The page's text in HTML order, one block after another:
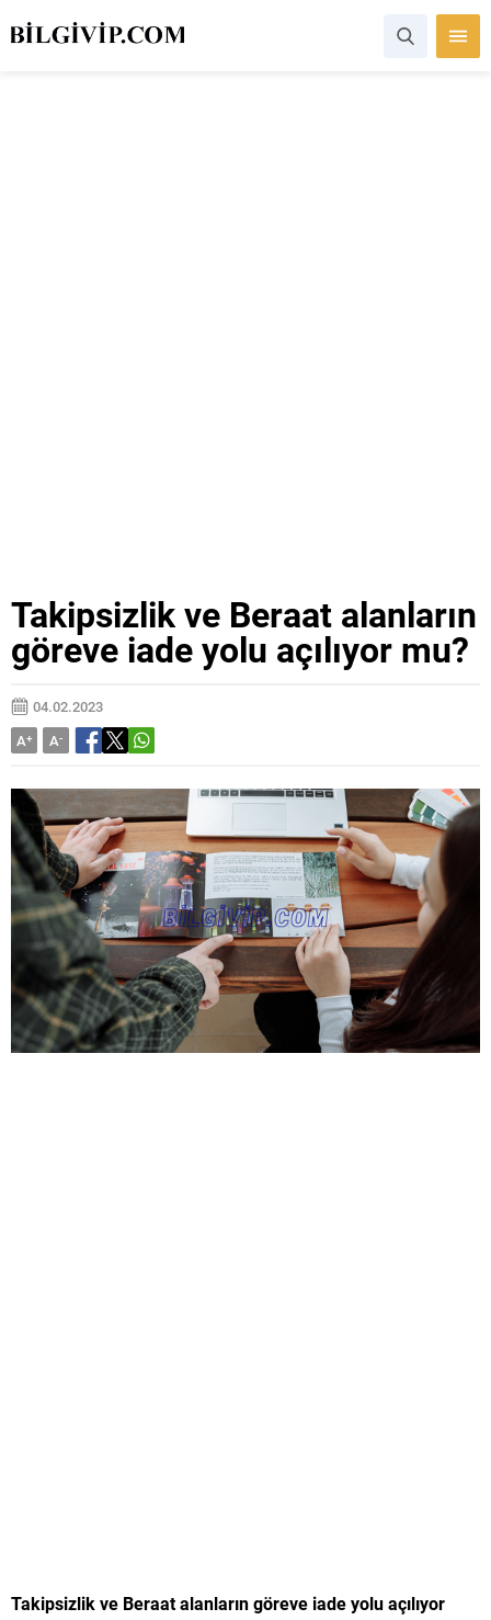
Takipsizlik ve Beraat alanların
göreve iade yolu açılıyor mu?
04.02.2023
A+ A-
Takipsizlik ve Beraat alanların göreve iade yolu açılıyor